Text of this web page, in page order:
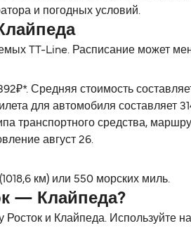
и погодных условий.
TT-Line. Расписание может
Средняя стоимость
для автомобиля составляет
транспортного средства,
август 26.
км) или 550 морских миль.
— Клайпеда?
и Клайпеда. Используйте